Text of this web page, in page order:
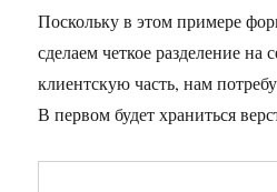
Поскольку в этом примере
сделаем четкое разделение на
клиентскую часть, нам
В первом будет храниться